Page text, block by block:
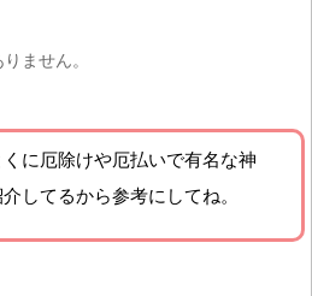
ません。
に厄除けや厄払いで有名な神
してるから参考にしてね。